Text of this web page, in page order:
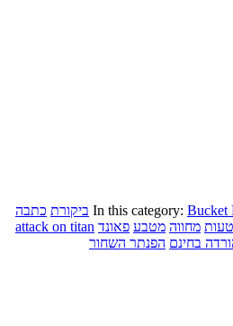
In this category: Bucket ביקורת כתבה
טעות מחווה מטבע פאונד attack on titan
בחינם הפנתר השחור